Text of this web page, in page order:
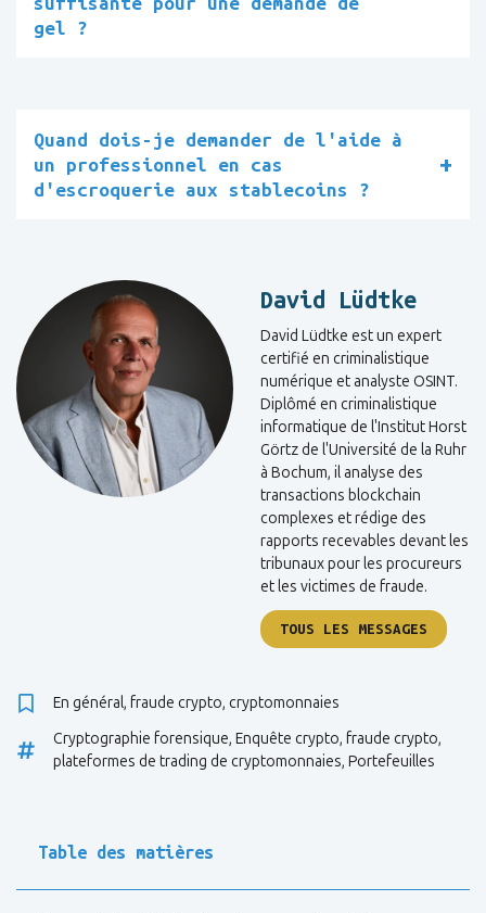
gel ?
Quand dois-je demander de l'aide à
un professionnel en cas
d'escroquerie aux stablecoins ?
David Lüdtke
David Lüdtke est un expert
certifié en criminalistique
numérique et analyste OSINT.
Diplômé en criminalistique
informatique de l'Institut Horst
Görtz de l'Université de la Ruhr
à Bochum, il analyse des
transactions blockchain
complexes et rédige des
rapports recevables devant les
tribunaux pour les procureurs
et les victimes de fraude.
TOUS LES MESSAGES
En général, fraude crypto, cryptomonnaies
Cryptographie forensique, Enquête crypto, fraude crypto,
plateformes de trading de cryptomonnaies, Portefeuilles
Table des matières